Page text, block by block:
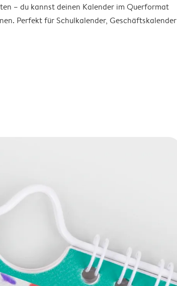
– du kannst deinen Kalender im Querformat
Perfekt für Schulkalender, Geschäftskalender